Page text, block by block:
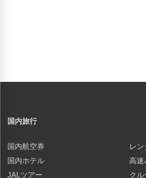
国内旅行
国内航空券
国内ホテル
JALツアー
レン
高速
クル